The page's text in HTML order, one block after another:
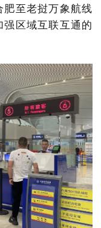
至老挝万象航线
区域互联互通的